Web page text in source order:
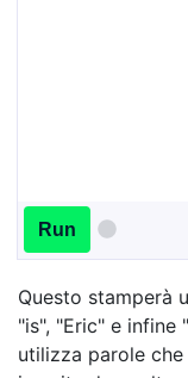
Run
Questo stamperà
"is", "Eric" e infine
utilizza parole